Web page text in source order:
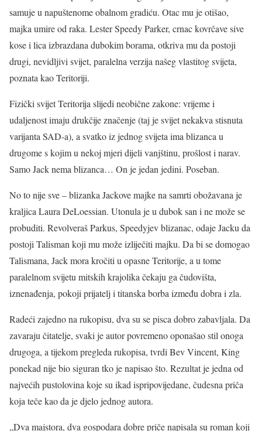
samuje u napuštenome obalnom gradiću. Otac mu je otišao,
majka umire od raka. Lester Speedy Parker, crnac kovrčave sive
kose i lica izbrazdana dubokim borama, otkriva mu da postoji
drugi, nevidljivi svijet, paralelna verzija našeg vlastitog svijeta,
poznata kao Teritoriji.
Fizički svijet Teritorija slijedi neobične zakone: vrijeme i
udaljenost imaju drukčije značenje (taj je svijet nekakva stisnuta
varijanta SAD-a), a svatko iz jednog svijeta ima blizanca u
drugome s kojim u nekoj mjeri dijeli vanjštinu, prošlost i narav.
Samo Jack nema blizanca… On je jedan jedini. Poseban.
No to nije sve – blizanka Jackove majke na samrti obožavana je
kraljica Laura DeLoessian. Utonula je u dubok san i ne može se
probuditi. Revolveraš Parkus, Speedyjev blizanac, odaje Jacku da
postoji Talisman koji mu može izliječiti majku. Da bi se domogao
Talismana, Jack mora kročiti u opasne Teritorije, a u tome
paralelnom svijetu mitskih krajolika čekaju ga čudovišta,
iznenađenja, pokoji prijatelj i titanska borba između dobra i zla.
Radeći zajedno na rukopisu, dva su se pisca dobro zabavljala. Da
zavaraju čitatelje, svaki je autor povremeno oponašao stil onoga
drugoga, a tijekom pregleda rukopisa, tvrdi Bev Vincent, King
ponekad nije bio siguran tko je napisao što. Rezultat je jedna od
najvećih pustolovina koje su ikad ispripovijedane, čudesna priča
koja teče kao da je djelo jednog autora.
„Dva majstora, dva gospodara dobre priče napisala su roman koji